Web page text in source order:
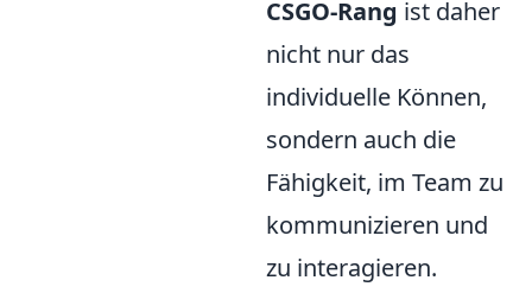
CSGO-Rang ist daher
nicht nur das
individuelle Können,
sondern auch die
Fähigkeit, im Team zu
kommunizieren und
zu interagieren.